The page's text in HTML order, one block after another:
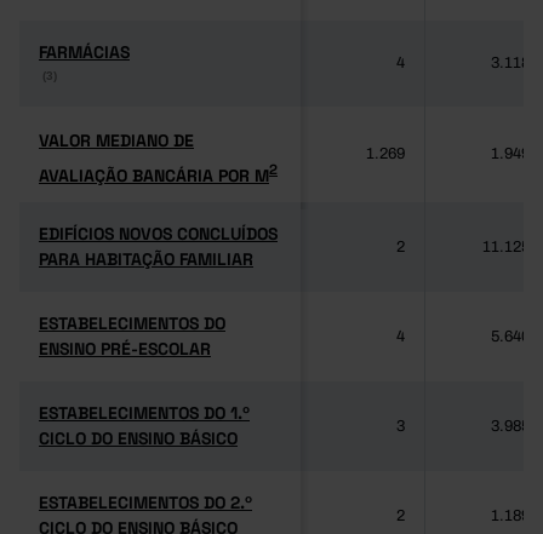
FARMÁCIAS
(3)
FARMÁCIAS
(3)
4 3.118
VALOR MEDIANO DE
AVALIAÇÃO BANCÁRIA POR M2
VALOR MEDIANO DE
AVALIAÇÃO BANCÁRIA POR M2
1.269 1.949
EDIFÍCIOS NOVOS CONCLUÍDOS
PARA HABITAÇÃO FAMILIAR
EDIFÍCIOS NOVOS CONCLUÍDOS
PARA HABITAÇÃO FAMILIAR
2 11.125
ESTABELECIMENTOS DO
ENSINO PRÉ-ESCOLAR
ESTABELECIMENTOS DO
ENSINO PRÉ-ESCOLAR
4 5.640
ESTABELECIMENTOS DO 1.º
CICLO DO ENSINO BÁSICO
ESTABELECIMENTOS DO 1.º
CICLO DO ENSINO BÁSICO
3 3.985
ESTABELECIMENTOS DO 2.º
CICLO DO ENSINO BÁSICO
ESTABELECIMENTOS DO 2.º
CICLO DO ENSINO BÁSICO
2 1.189